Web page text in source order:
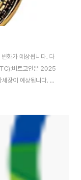
화가 예상됩니다. 다
비트코인은 2025
장이 예상됩니다. 일
수 있다고 전망하며,
(ETH), 솔라나(SOL)
, 신규 암호화폐의 등
제 및 제도적 지